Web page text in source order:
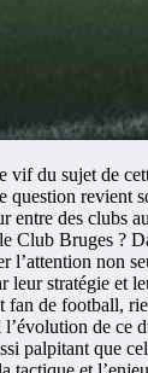
vif du sujet de
question revient
entre des clubs
Club Bruges ?
l’attention non
leur stratégie et
fan de football,
l’évolution de ce
palpitant que